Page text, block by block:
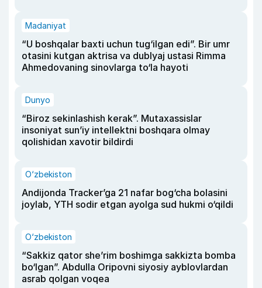
Madaniyat
“U boshqalar baxti uchun tug‘ilgan edi”. Bir umr
otasini kutgan aktrisa va dublyaj ustasi Rimma
Ahmedovaning sinovlarga to‘la hayoti
Dunyo
“Biroz sekinlashish kerak”. Mutaxassislar
insoniyat sun’iy intellektni boshqara olmay
qolishidan xavotir bildirdi
O‘zbekiston
Andijonda Tracker’ga 21 nafar bog‘cha bolasini
joylab, YTH sodir etgan ayolga sud hukmi o‘qildi
O‘zbekiston
“Sakkiz qator she’rim boshimga sakkizta bomba
bo‘lgan”. Abdulla Oripovni siyosiy ayblovlardan
asrab qolgan voqea